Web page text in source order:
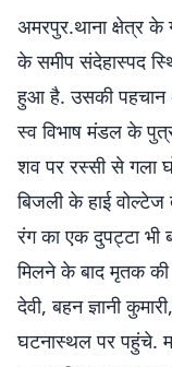
अमरपुर.थाना क्षेत्र के
के समीप संदेहास्पद
हुआ है. उसकी पहचान
स्व विभाष मंडल के
शव पर रस्सी से गला
बिजली के हाई
रंग का एक दुपट्टा भी
मिलने के बाद मृतक की
देवी, बहन ज्ञानी
घटनास्थल पर पहुंचे.